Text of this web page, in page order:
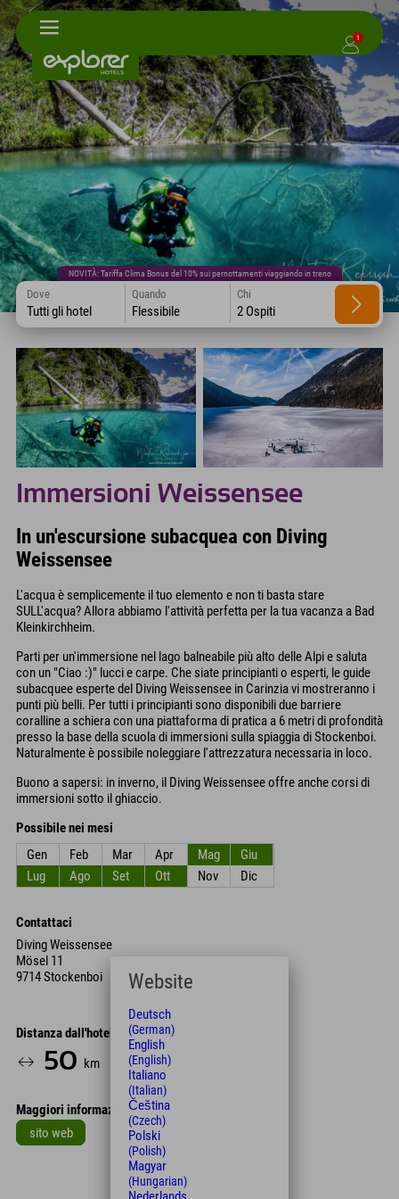
1
NOVITÀ: Tariffa Clima Bonus del 10% sui pernottamenti viaggiando in treno
Dove
Tutti gli hotel
Quando
Flessibile
Chi
2 Ospiti
Immersioni Weissensee
In un'escursione subacquea con Diving
Weissensee
L'acqua è semplicemente il tuo elemento e non ti basta stare
SULL'acqua? Allora abbiamo l'attività perfetta per la tua vacanza a Bad
Kleinkirchheim.
Parti per un'immersione nel lago balneabile più alto delle Alpi e saluta
con un "Ciao :)" lucci e carpe. Che siate principianti o esperti, le guide
subacquee esperte del Diving Weissensee in Carinzia vi mostreranno i
punti più belli. Per tutti i principianti sono disponibili due barriere
coralline a schiera con una piattaforma di pratica a 6 metri di profondità
presso la base della scuola di immersioni sulla spiaggia di Stockenboi.
Naturalmente è possibile noleggiare l'attrezzatura necessaria in loco.
Buono a sapersi: in inverno, il Diving Weissensee offre anche corsi di
immersioni sotto il ghiaccio.
Possibile nei mesi
Gen
Feb Mar Apr Mag
Giu
Lug
Ago Set Ott Nov Dic
Contattaci
Diving Weissensee
Mösel 11
9714 Stockenboi
Distanza dall'hotel
50 km 65
Maggiori informazioni
sito web
Leaflet
Website
Deutsch
(German)
English
(English)
Italiano
(Italian)
Čeština
(Czech)
Polski
(Polish)
Magyar
(Hungarian)